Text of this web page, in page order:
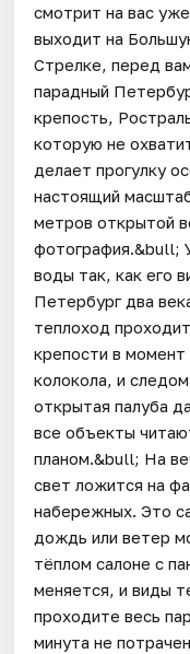
смотрит на вас
выходит на
Стрелке, перед
парадный
крепость,
которую не
делает прогулку
настоящий
метров открытой
фотография.&bull;
воды так, как его
Петербург два
теплоход
крепости в момент
колокола, и
открытая палуба
все объекты
планом.&bull; На
свет ложится на
набережных. Это
дождь или ветер
тёплом салоне с
меняется, и виды
проходите весь
минута не